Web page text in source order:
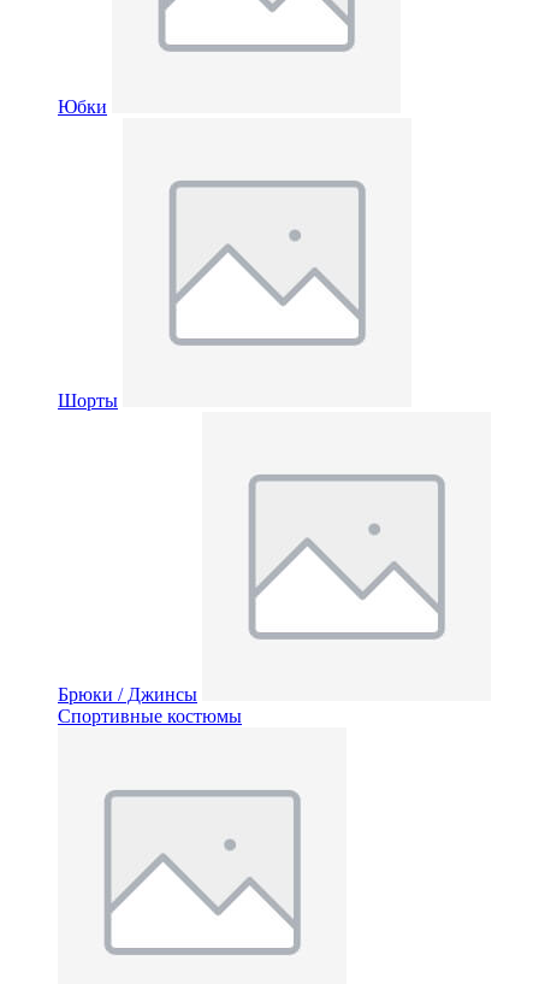
Юбки
Шорты
Брюки / Джинсы
Спортивные костюмы